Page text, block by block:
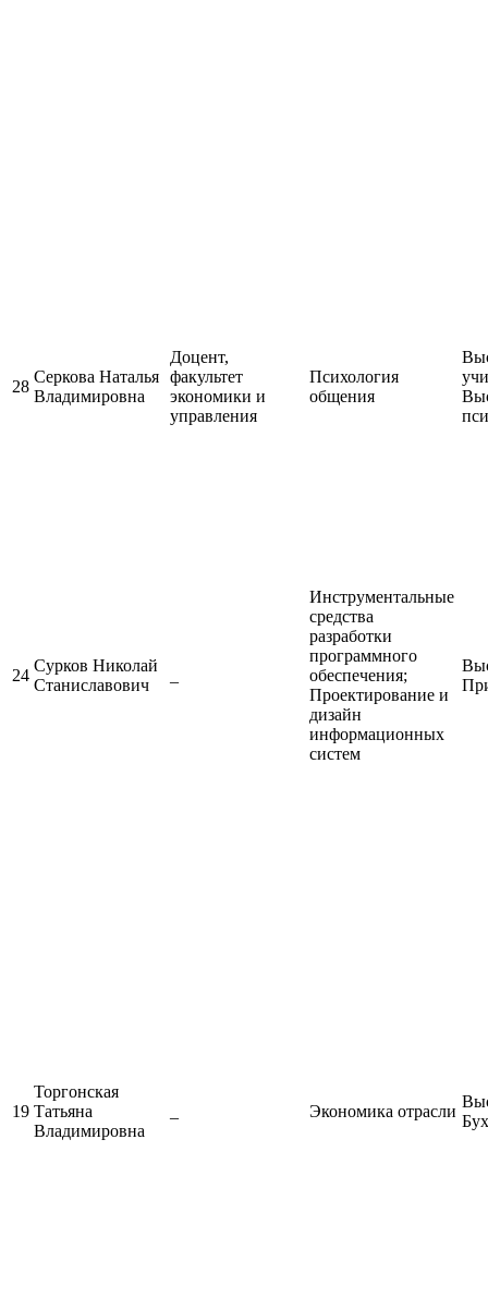
28
Серкова Наталья
Владимировна
Доцент,
факультет
экономики и
управления
Психология
общения
24
Сурков Николай
Станиславович
Инструментальные
средства
разработки
программного
обеспечения;
Проектирование и
дизайн
информационных
систем
19
Торгонская
Татьяна
Владимировна
Экономика отрасли